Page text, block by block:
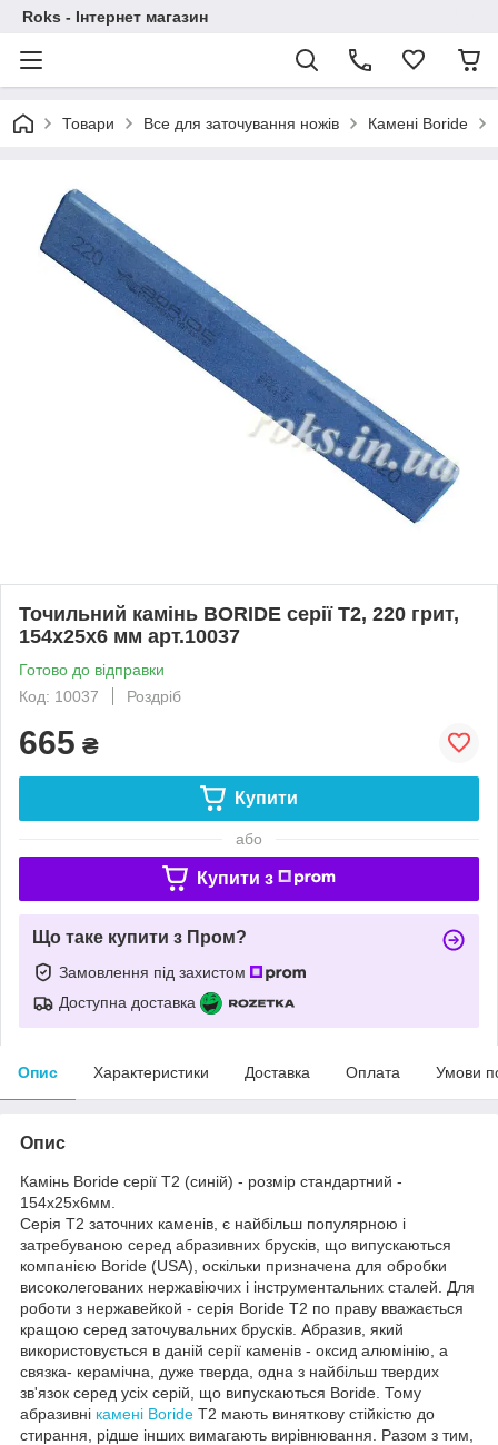
Roks - Інтернет магазин
Товари Все для заточування ножів Камені Boride
Точильний камінь BORIDE серії T2, 220 грит,
154х25х6 мм арт.10037
Готово до відправки
Код: 10037
Роздріб
665 ₴
Купити
або
Купити з
Що таке купити з Пром?
Замовлення під захистом
Доступна доставка
Опис Характеристики Доставка Оплата Умови
Опис
Камінь Boride серії Т2 (синій) - розмір стандартний -
154х25х6мм.
Серія T2 заточних каменів, є найбільш популярною і
затребуваною серед абразивних брусків, що випускаються
компанією Boride (USA), оскільки призначена для обробки
високолегованих нержавіючих і інструментальних сталей. Для
роботи з нержавейкой - серія Boride Т2 по праву вважається
кращою серед заточувальних брусків. Абразив, який
використовується в даній серії каменів - оксид алюмінію, а
связка- керамічна, дуже тверда, одна з найбільш твердих
зв'язок серед усіх серій, що випускаються Boride. Тому
абразивні камені Boride T2 мають виняткову стійкістю до
стирання, рідше інших вимагають вирівнювання. Разом з тим,